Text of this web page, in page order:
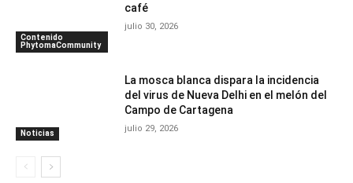
Contenido
PhytomaCommunity
café
julio 30, 2026
Noticias
La mosca blanca dispara la incidencia
del virus de Nueva Delhi en el melón del
Campo de Cartagena
julio 29, 2026